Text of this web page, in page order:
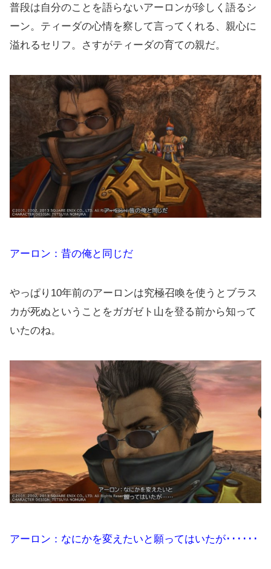
普段は自分のことを語らないアーロンが珍しく語るシ
ーン。ティーダの心情を察して言ってくれる、親心に
溢れるセリフ。さすがティーダの育ての親だ。
アーロン：昔の俺と同じだ
やっぱり10年前のアーロンは究極召喚を使うとブラス
カが死ぬということをガガゼト山を登る前から知って
いたのね。
アーロン：なにかを変えたいと願ってはいたが･･････